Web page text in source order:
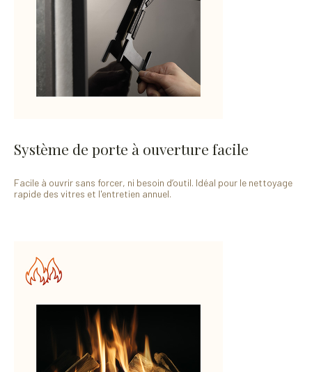
Système de porte à ouverture facile
Facile à ouvrir sans forcer, ni besoin d’outil. Idéal pour le nettoyage
rapide des vitres et l'entretien annuel.